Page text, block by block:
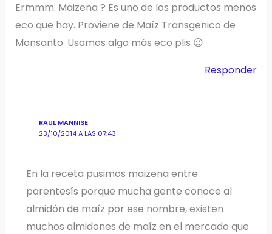
Ermmm. Maizena ? Es uno de los productos menos
eco que hay. Proviene de Maíz Transgenico de
Monsanto. Usamos algo más eco plis 😉
Responder
RAUL MANNISE
23/10/2014 A LAS 07:43
En la receta pusimos maizena entre
parentesís porque mucha gente conoce al
almidón de maíz por ese nombre, existen
muchos almidones de maíz en el mercado que